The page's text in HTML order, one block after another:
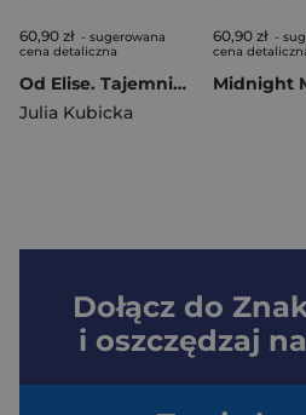
60,90 zł - sugerowana
cena detaliczna
Od Elise. Tajemnice Haven High. Tom 2
Julia Kubicka
60,90 zł -
cena
Midnight
Dołącz do
i oszczędzaj